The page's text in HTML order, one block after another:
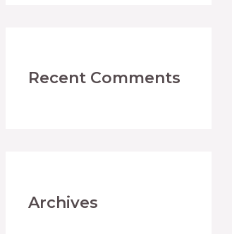
Recent Comments
Archives